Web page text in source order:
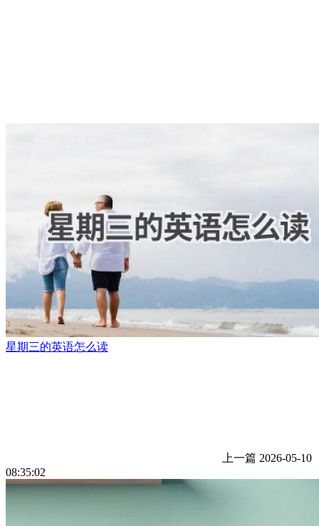
星期三的英语怎么读
上一篇 2026-05-10
08:35:02